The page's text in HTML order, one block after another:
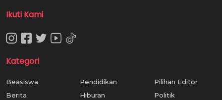
Ikuti Kami
Kategori
Beasiswa
Berita
Pendidikan
Hiburan
Pilihan Editor
Politik